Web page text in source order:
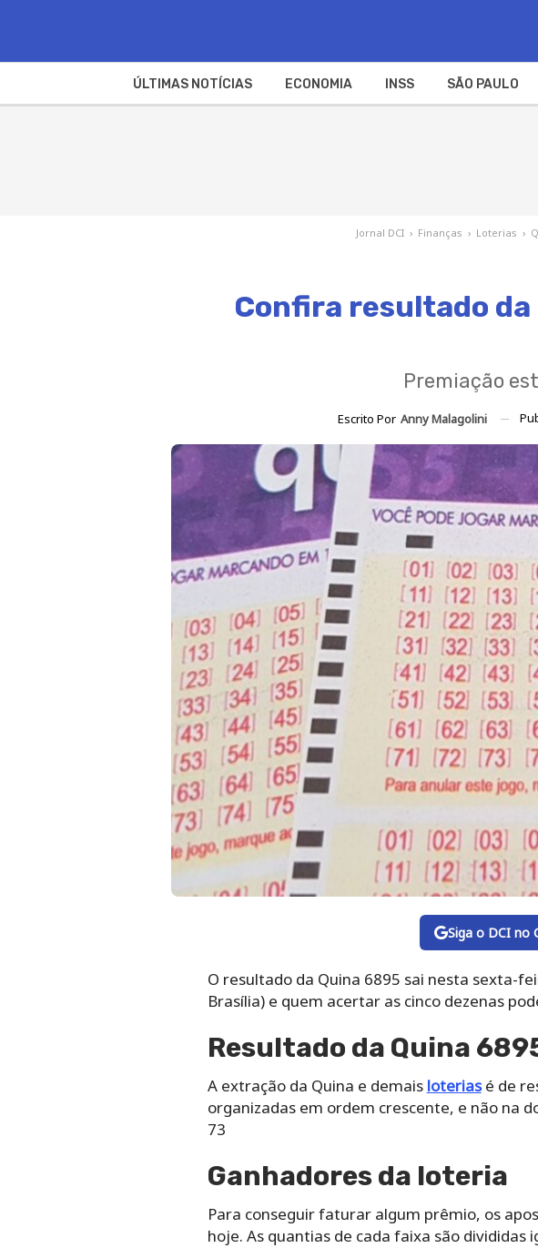
ÚLTIMAS NOTÍCIAS ECONOMIA INSS SÃO PAULO
Jornal DCI › Finanças › Loterias ›
Confira resultado da
Premiação
Escrito Por Anny Malagolini
Siga o DCI no
O resultado da Quina 6895 sai nesta sexta-
Brasília) e quem acertar as cinco dezenas
Resultado da Quina
A extração da Quina e demais loteriasé de
organizadas em ordem crescente, e não na
73
Ganhadores da loteria
Para conseguir faturar algum prêmio, os
hoje. As quantias de cada faixa são